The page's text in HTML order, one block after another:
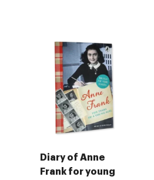
Diary of Anne
Frank for young